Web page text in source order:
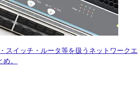
スイッチ・ルータ等を扱うネットワークエ
。